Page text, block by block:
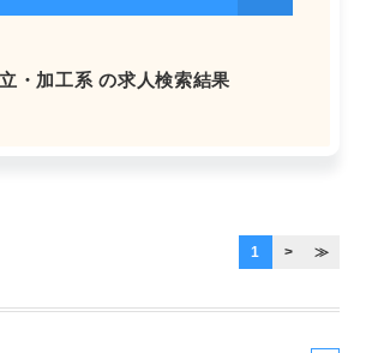
よくあるご質問
・加工系 の求人検索結果
1 > ≫